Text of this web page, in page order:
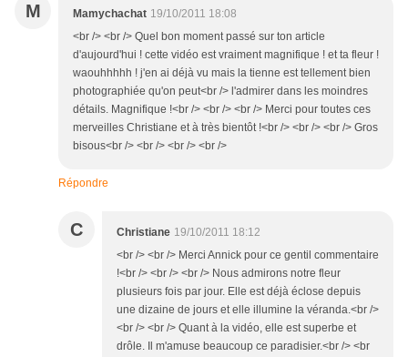
M Mamychachat 19/10/2011 18:08
<br /> <br /> Quel bon moment passé sur ton article
d'aujourd'hui ! cette vidéo est vraiment magnifique ! et ta fleur !
waouhhhhh ! j'en ai déjà vu mais la tienne est tellement bien
photographiée qu'on peut<br /> l'admirer dans les moindres
détails. Magnifique !<br /> <br /> <br /> Merci pour toutes ces
merveilles Christiane et à très bientôt !<br /> <br /> <br /> Gros
bisous<br /> <br /> <br /> <br />
Répondre
C Christiane 19/10/2011 18:12
<br /> <br /> Merci Annick pour ce gentil commentaire
!<br /> <br /> <br /> Nous admirons notre fleur
plusieurs fois par jour. Elle est déjà éclose depuis
une dizaine de jours et elle illumine la véranda.<br />
<br /> <br /> Quant à la vidéo, elle est superbe et
drôle. Il m'amuse beaucoup ce paradisier.<br /> <br